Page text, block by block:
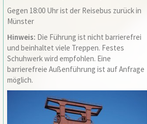
Gegen 18:00 Uhr ist der Reisebus zurück in
Münster
Hinweis: Die Führung ist nicht barrierefrei
und beinhaltet viele Treppen. Festes
Schuhwerk wird empfohlen. Eine
barrierefreie Außenführung ist auf Anfrage
möglich.